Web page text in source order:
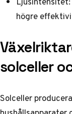
högre
solceller
Solceller